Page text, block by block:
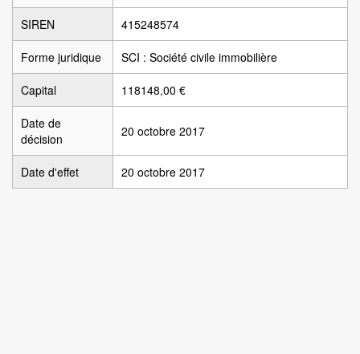
SIREN 415248574
Forme juridique SCI : Société civile immobilière
Capital 118148,00 €
Date de
décision
20 octobre 2017
Date d'effet 20 octobre 2017